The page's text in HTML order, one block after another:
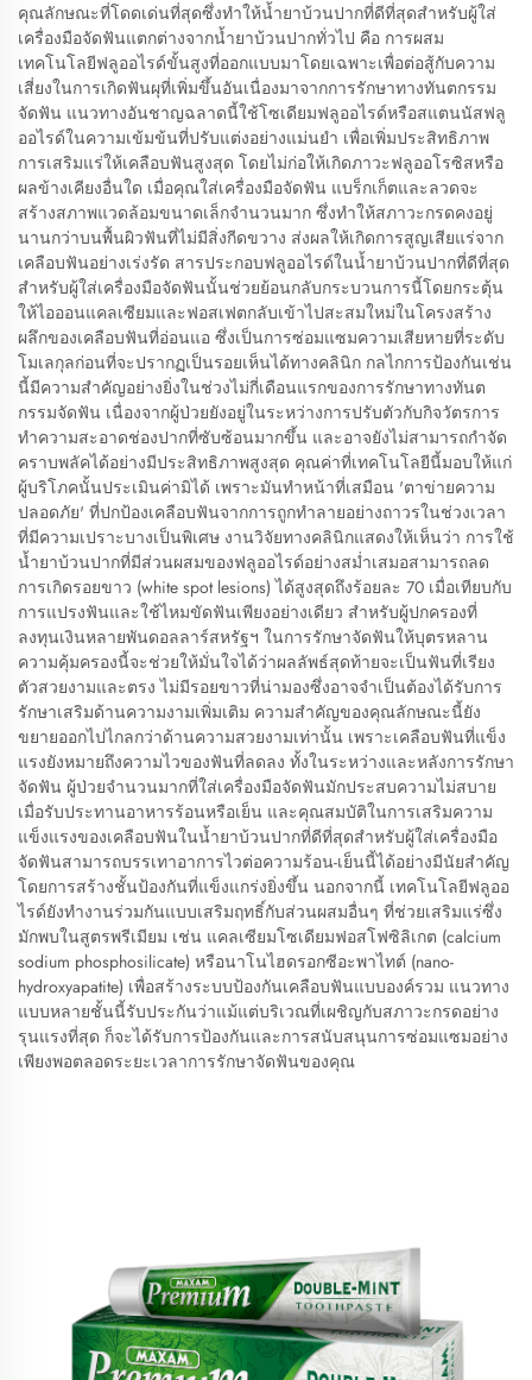
คุณลักษณะที่โดดเด่นที่สุดซึ่งทำให้น้ำยาบ้วนปากที่ดีที่สุดสำหรับผู้ใส่
เครื่องมือจัดฟันแตกต่างจากน้ำยาบ้วนปากทั่วไป คือ การผสม
เทคโนโลยีฟลูออไรด์ขั้นสูงที่ออกแบบมาโดยเฉพาะเพื่อต่อสู้กับความ
เสี่ยงในการเกิดฟันผุที่เพิ่มขึ้นอันเนื่องมาจากการรักษาทางทันตกรรม
จัดฟัน แนวทางอันชาญฉลาดนี้ใช้โซเดียมฟลูออไรด์หรือสแตนนัสฟลู
ออไรด์ในความเข้มข้นที่ปรับแต่งอย่างแม่นยำ เพื่อเพิ่มประสิทธิภาพ
การเสริมแร่ให้เคลือบฟันสูงสุด โดยไม่ก่อให้เกิดภาวะฟลูออโรซิสหรือ
ผลข้างเคียงอื่นใด เมื่อคุณใส่เครื่องมือจัดฟัน แบร็กเก็ตและลวดจะ
สร้างสภาพแวดล้อมขนาดเล็กจำนวนมาก ซึ่งทำให้สภาวะกรดคงอยู่
นานกว่าบนพื้นผิวฟันที่ไม่มีสิ่งกีดขวาง ส่งผลให้เกิดการสูญเสียแร่จาก
เคลือบฟันอย่างเร่งรัด สารประกอบฟลูออไรด์ในน้ำยาบ้วนปากที่ดีที่สุด
สำหรับผู้ใส่เครื่องมือจัดฟันนั้นช่วยย้อนกลับกระบวนการนี้โดยกระตุ้น
ให้ไอออนแคลเซียมและฟอสเฟตกลับเข้าไปสะสมใหม่ในโครงสร้าง
ผลึกของเคลือบฟันที่อ่อนแอ ซึ่งเป็นการซ่อมแซมความเสียหายที่ระดับ
โมเลกุลก่อนที่จะปรากฏเป็นรอยเห็นได้ทางคลินิก กลไกการป้องกันเช่น
นี้มีความสำคัญอย่างยิ่งในช่วงไม่กี่เดือนแรกของการรักษาทางทันต
กรรมจัดฟัน เนื่องจากผู้ป่วยยังอยู่ในระหว่างการปรับตัวกับกิจวัตรการ
ทำความสะอาดช่องปากที่ซับซ้อนมากขึ้น และอาจยังไม่สามารถกำจัด
คราบพลัคได้อย่างมีประสิทธิภาพสูงสุด คุณค่าที่เทคโนโลยีนี้มอบให้แก่
ผู้บริโภคนั้นประเมินค่ามิได้ เพราะมันทำหน้าที่เสมือน 'ตาข่ายความ
ปลอดภัย' ที่ปกป้องเคลือบฟันจากการถูกทำลายอย่างถาวรในช่วงเวลา
ที่มีความเปราะบางเป็นพิเศษ งานวิจัยทางคลินิกแสดงให้เห็นว่า การใช้
น้ำยาบ้วนปากที่มีส่วนผสมของฟลูออไรด์อย่างสม่ำเสมอสามารถลด
การเกิดรอยขาว (white spot lesions) ได้สูงสุดถึงร้อยละ 70 เมื่อเทียบกับ
การแปรงฟันและใช้ไหมขัดฟันเพียงอย่างเดียว สำหรับผู้ปกครองที่
ลงทุนเงินหลายพันดอลลาร์สหรัฐฯ ในการรักษาจัดฟันให้บุตรหลาน
ความคุ้มครองนี้จะช่วยให้มั่นใจได้ว่าผลลัพธ์สุดท้ายจะเป็นฟันที่เรียง
ตัวสวยงามและตรง ไม่มีรอยขาวที่น่ามองซึ่งอาจจำเป็นต้องได้รับการ
รักษาเสริมด้านความงามเพิ่มเติม ความสำคัญของคุณลักษณะนี้ยัง
ขยายออกไปไกลกว่าด้านความสวยงามเท่านั้น เพราะเคลือบฟันที่แข็ง
แรงยังหมายถึงความไวของฟันที่ลดลง ทั้งในระหว่างและหลังการรักษา
จัดฟัน ผู้ป่วยจำนวนมากที่ใส่เครื่องมือจัดฟันมักประสบความไม่สบาย
เมื่อรับประทานอาหารร้อนหรือเย็น และคุณสมบัติในการเสริมความ
แข็งแรงของเคลือบฟันในน้ำยาบ้วนปากที่ดีที่สุดสำหรับผู้ใส่เครื่องมือ
จัดฟันสามารถบรรเทาอาการไวต่อความร้อน-เย็นนี้ได้อย่างมีนัยสำคัญ
โดยการสร้างชั้นป้องกันที่แข็งแกร่งยิ่งขึ้น นอกจากนี้ เทคโนโลยีฟลูออ
ไรด์ยังทำงานร่วมกันแบบเสริมฤทธิ์กับส่วนผสมอื่นๆ ที่ช่วยเสริมแร่ซึ่ง
มักพบในสูตรพรีเมียม เช่น แคลเซียมโซเดียมฟอสโฟซิลิเกต (calcium
sodium phosphosilicate) หรือนาโนไฮดรอกซีอะพาไทต์ (nano-
hydroxyapatite) เพื่อสร้างระบบป้องกันเคลือบฟันแบบองค์รวม แนวทาง
แบบหลายชั้นนี้รับประกันว่าแม้แต่บริเวณที่เผชิญกับสภาวะกรดอย่าง
รุนแรงที่สุด ก็จะได้รับการป้องกันและการสนับสนุนการซ่อมแซมอย่าง
เพียงพอตลอดระยะเวลาการรักษาจัดฟันของคุณ